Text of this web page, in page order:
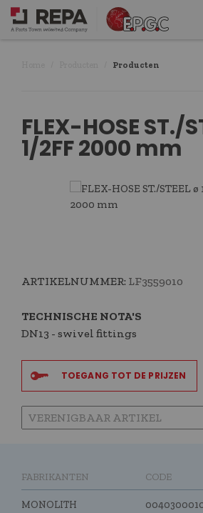
Producten
FLEX-HOSE ST./
1/2FF 2000 mm
ARTIKELNUMMER: LF3559010
TECHNISCHE NOTA'S
DN13 - swivel fittings
TOEGANG TOT DE PRIJZEN
FABRIKANTEN CODE
MONOLITH